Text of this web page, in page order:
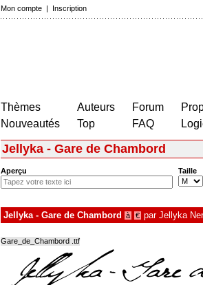
Mon compte | Inscription
Thèmes
Nouveautés
Auteurs
Top
Forum
FAQ
Jellyka - Gare de Chambord
Aperçu Taille
Jellyka - Gare de Chambord à € par Jellyka
Gare_de_Chambord .ttf